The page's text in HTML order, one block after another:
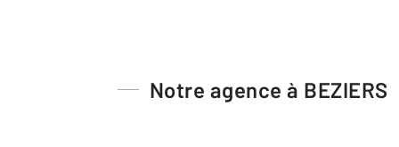
Notre agence à BEZIERS